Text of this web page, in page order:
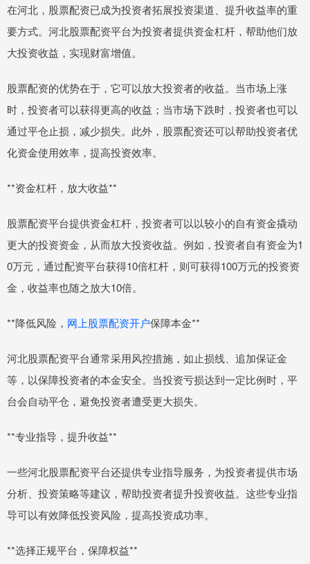
在河北，股票配资已成为投资者拓展投资渠道、提升收益率的重
要方式。河北股票配资平台为投资者提供资金杠杆，帮助他们放
大投资收益，实现财富增值。
股票配资的优势在于，它可以放大投资者的收益。当市场上涨
时，投资者可以获得更高的收益；当市场下跌时，投资者也可以
通过平仓止损，减少损失。此外，股票配资还可以帮助投资者优
化资金使用效率，提高投资效率。
**资金杠杆，放大收益**
股票配资平台提供资金杠杆，投资者可以以较小的自有资金撬动
更大的投资资金，从而放大投资收益。例如，投资者自有资金为1
0万元，通过配资平台获得10倍杠杆，则可获得100万元的投资资
金，收益率也随之放大10倍。
**降低风险， 网上股票配资开户保障本金**
河北股票配资平台通常采用风控措施，如止损线、追加保证金
等，以保障投资者的本金安全。当投资亏损达到一定比例时，平
台会自动平仓，避免投资者遭受更大损失。
**专业指导，提升收益**
一些河北股票配资平台还提供专业指导服务，为投资者提供市场
分析、投资策略等建议，帮助投资者提升投资收益。这些专业指
导可以有效降低投资风险，提高投资成功率。
**选择正规平台，保障权益**